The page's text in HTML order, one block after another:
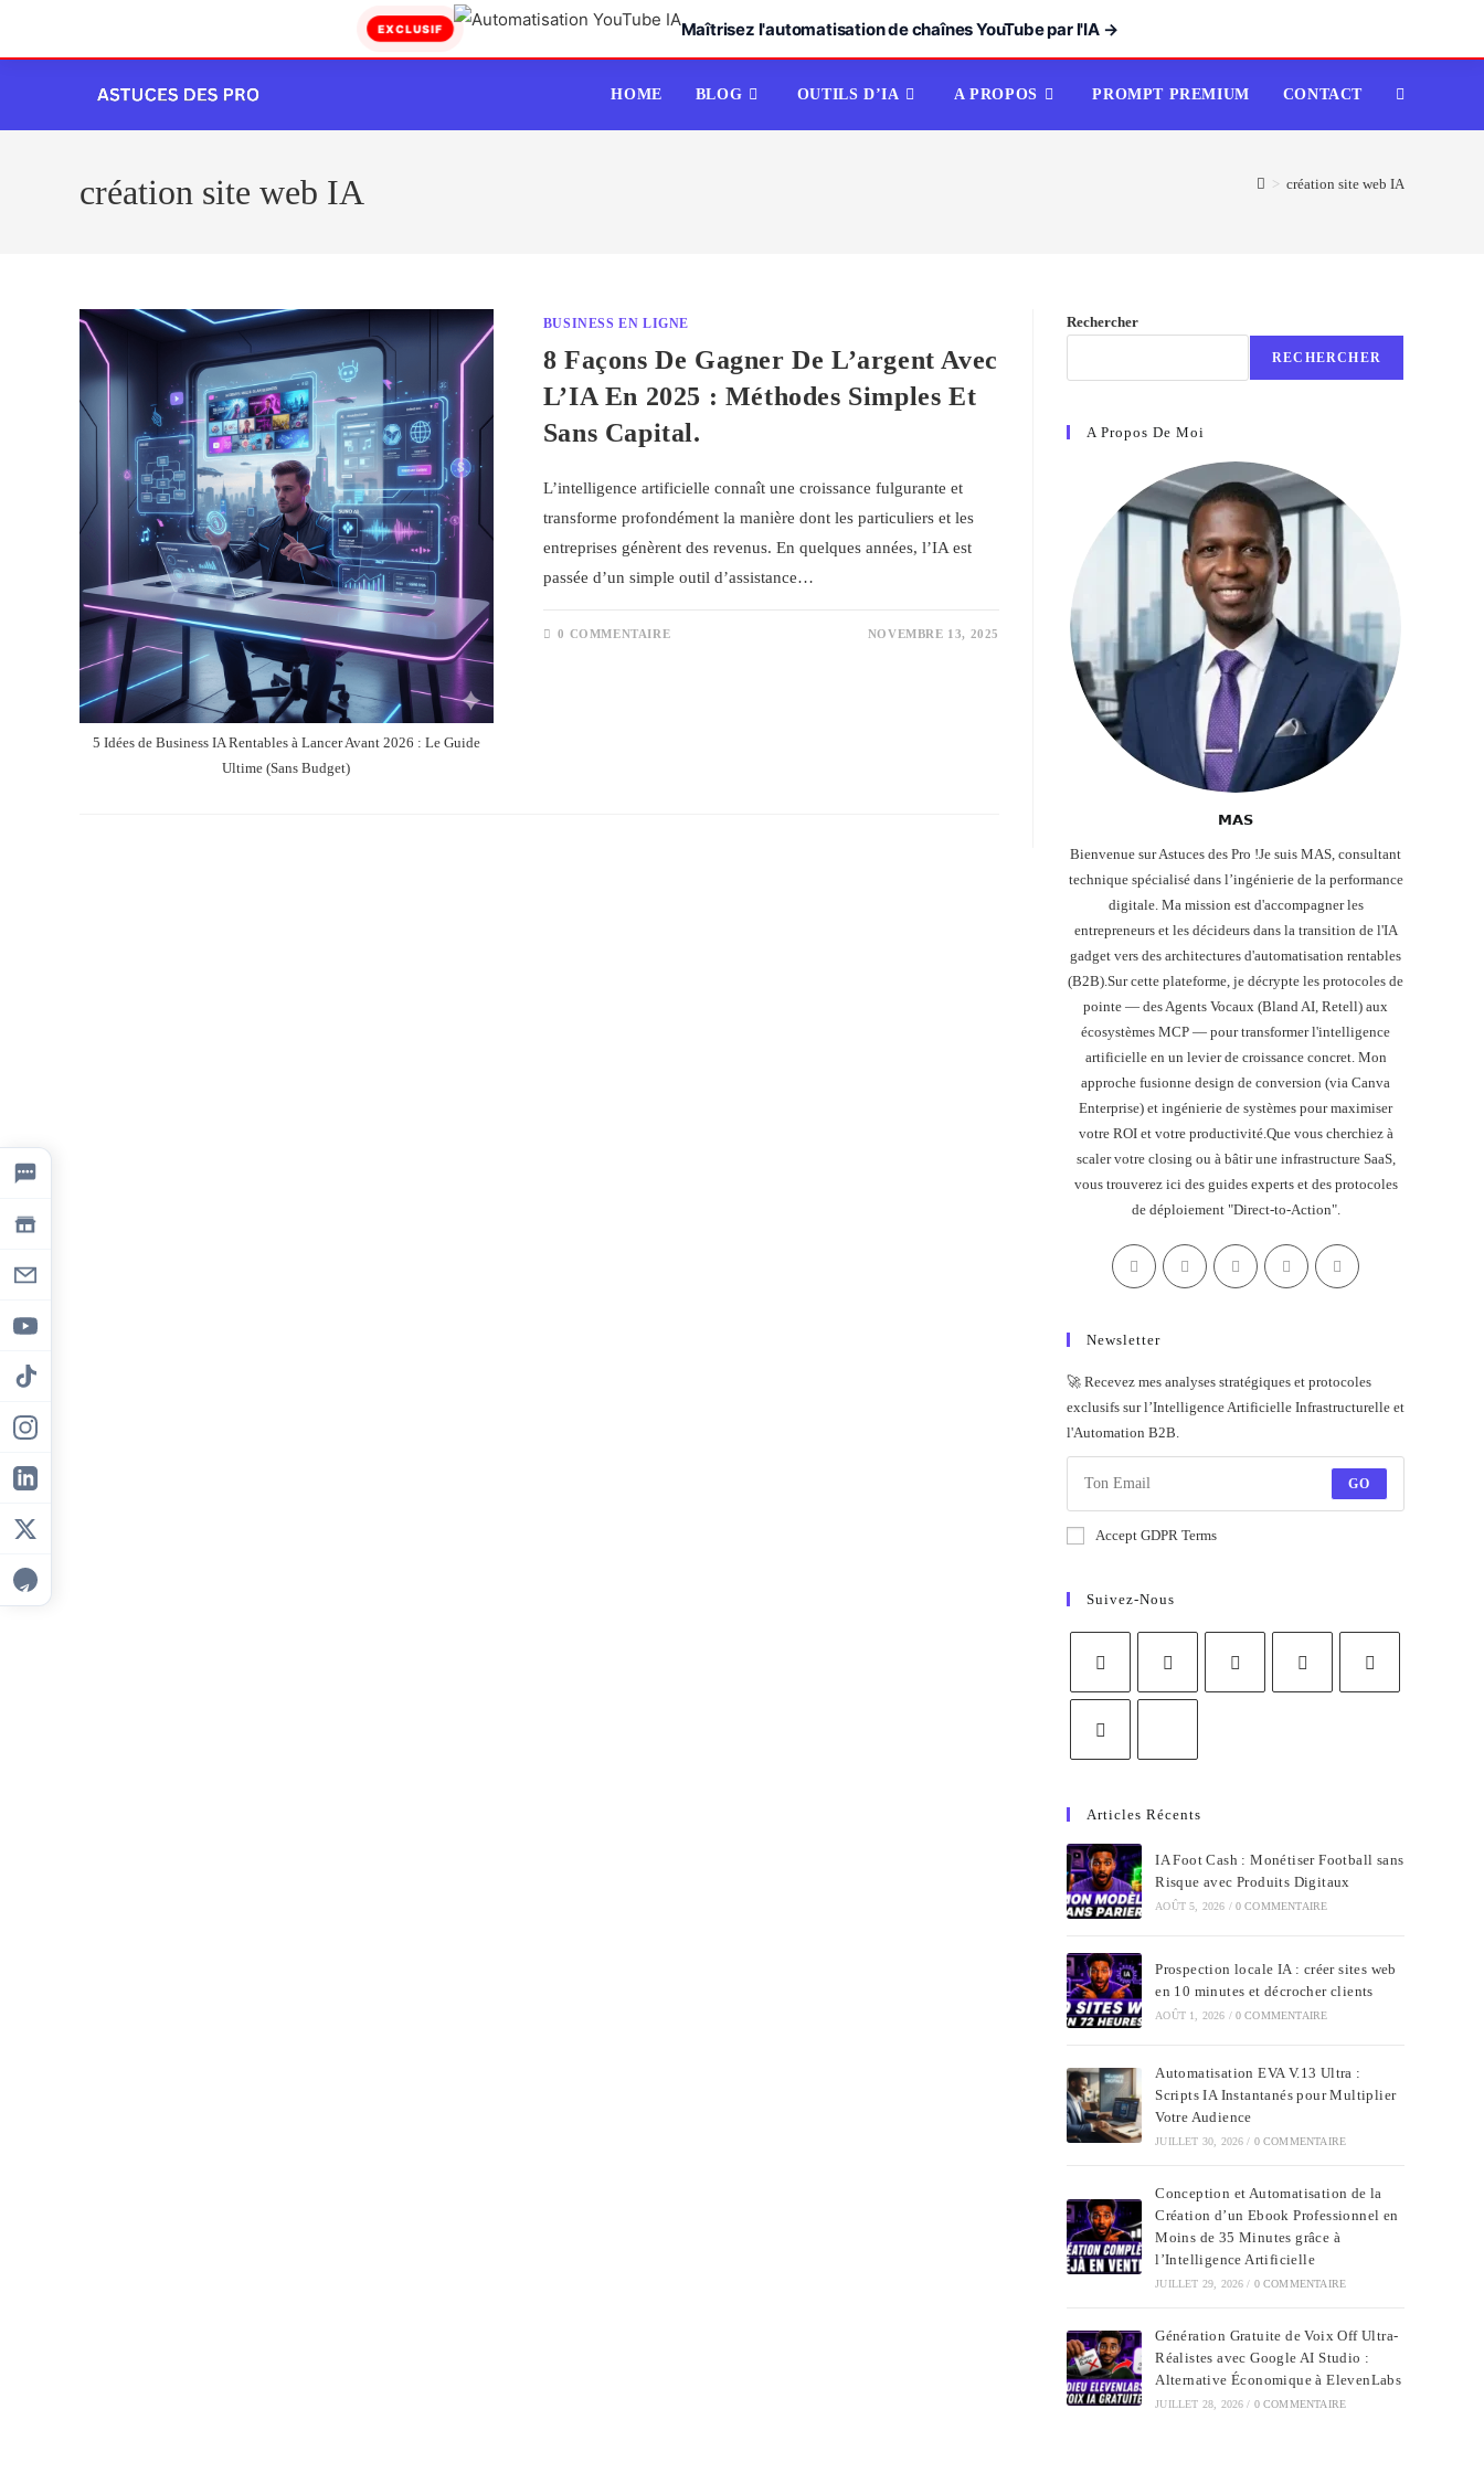
EXCLUSIF Maîtrisez l'automatisation de chaînes YouTube par l'IA →
content
HOME BLOG OUTILS D’IA A PROPOS PROMPT PREMIUM CONTACT TOGGLE
création site web IA > création site web IA
5 Idées de Business IA Rentables à Lancer Avant 2026 : Le Guide
Ultime (Sans Budget)
BUSINESS EN LIGNE
8 Façons De Gagner De L’argent Avec
L’IA En 2025 : Méthodes Simples Et
Sans Capital.
L’intelligence artificielle connaît une croissance fulgurante et
transforme profondément la manière dont les particuliers et les
entreprises génèrent des revenus. En quelques années, l’IA est
passée d’un simple outil d’assistance…
0 COMMENTAIRE NOVEMBRE 13, 2025
Rechercher
RECHERCHER
A Propos De Moi
𝗠𝗔𝗦
Bienvenue sur Astuces des Pro !Je suis MAS, consultant
technique spécialisé dans l’ingénierie de la performance
digitale. Ma mission est d'accompagner les
entrepreneurs et les décideurs dans la transition de l'IA
gadget vers des architectures d'automatisation rentables
(B2B).Sur cette plateforme, je décrypte les protocoles de
pointe — des Agents Vocaux (Bland AI, Retell) aux
écosystèmes MCP — pour transformer l'intelligence
artificielle en un levier de croissance concret. Mon
approche fusionne design de conversion (via Canva
Enterprise) et ingénierie de systèmes pour maximiser
votre ROI et votre productivité.Que vous cherchiez à
scaler votre closing ou à bâtir une infrastructure SaaS,
vous trouverez ici des guides experts et des protocoles
de déploiement "Direct-to-Action".
Newsletter
🚀 Recevez mes analyses stratégiques et protocoles
exclusifs sur l’Intelligence Artificielle Infrastructurelle et
l'Automation B2B.
GO
Accept GDPR Terms
Suivez-Nous
Articles Récents
IA Foot Cash : Monétiser Football sans
Risque avec Produits Digitaux
AOÛT 5, 2026 / 0 COMMENTAIRE
Prospection locale IA : créer sites web
en 10 minutes et décrocher clients
AOÛT 1, 2026 / 0 COMMENTAIRE
Automatisation EVA V.13 Ultra :
Scripts IA Instantanés pour Multiplier
Votre Audience
JUILLET 30, 2026 / 0 COMMENTAIRE
Conception et Automatisation de la
Création d’un Ebook Professionnel en
Moins de 35 Minutes grâce à
l’Intelligence Artificielle
JUILLET 29, 2026 / 0 COMMENTAIRE
Génération Gratuite de Voix Off Ultra-
Réalistes avec Google AI Studio :
Alternative Économique à ElevenLabs
JUILLET 28, 2026 / 0 COMMENTAIRE